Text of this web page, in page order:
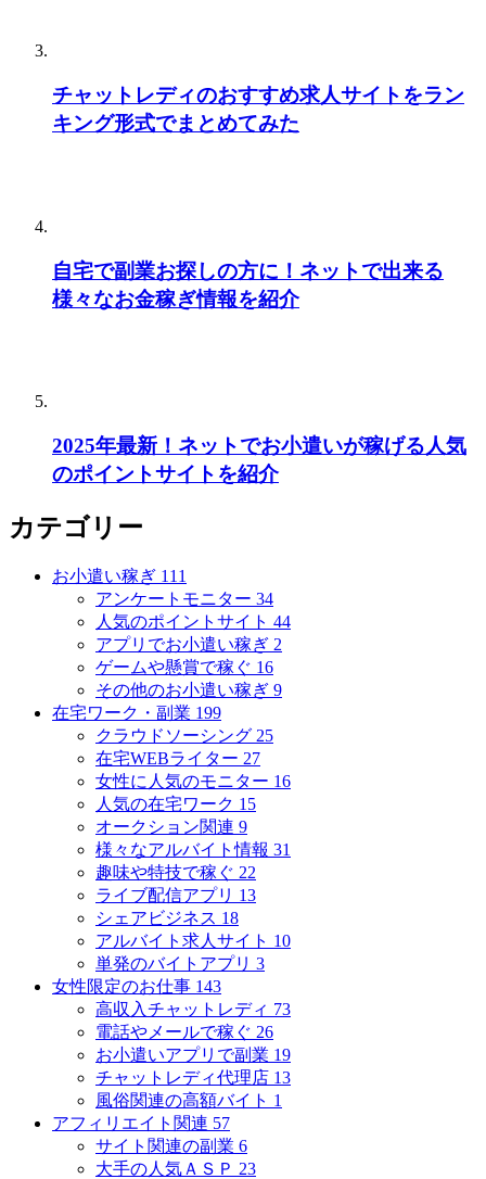
チャットレディのおすすめ求人サイトをラン
キング形式でまとめてみた
自宅で副業お探しの方に！ネットで出来る
様々なお金稼ぎ情報を紹介
2025年最新！ネットでお小遣いが稼げる人気
のポイントサイトを紹介
カテゴリー
お小遣い稼ぎ 111
アンケートモニター 34
人気のポイントサイト 44
アプリでお小遣い稼ぎ 2
ゲームや懸賞で稼ぐ 16
その他のお小遣い稼ぎ 9
在宅ワーク・副業 199
クラウドソーシング 25
在宅WEBライター 27
女性に人気のモニター 16
人気の在宅ワーク 15
オークション関連 9
様々なアルバイト情報 31
趣味や特技で稼ぐ 22
ライブ配信アプリ 13
シェアビジネス 18
アルバイト求人サイト 10
単発のバイトアプリ 3
女性限定のお仕事 143
高収入チャットレディ 73
電話やメールで稼ぐ 26
お小遣いアプリで副業 19
チャットレディ代理店 13
風俗関連の高額バイト 1
アフィリエイト関連 57
サイト関連の副業 6
大手の人気ＡＳＰ 23